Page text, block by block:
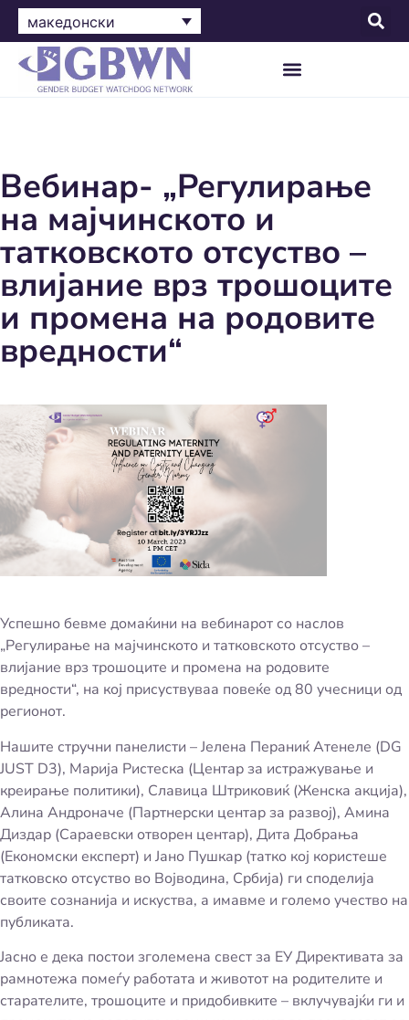
македонски
Вебинар- „Регулирање
на мајчинското и
татковското отсуство –
влијание врз трошоците
и промена на родовите
вредности“
Успешно бевме домаќини на вебинарот со наслов
„Регулирање на мајчинското и татковското отсуство –
влијание врз трошоците и промена на родовите
вредности“, на кој присуствуваа повеќе од 80 учесници од
регионот.
Нашите стручни панелисти – Јелена Пераниќ Атенеле (DG
JUST D3), Марија Ристеска (Центар за истражување и
креирање политики), Славица Штриковиќ (Женска акција),
Алина Андроначе (Партнерски центар за развој), Амина
Диздар (Сараевски отворен центар), Дита Добрања
(Економски експерт) и Јано Пушкар (татко кој користеше
татковско отсуство во Војводина, Србија) ги споделија
своите сознанија и искуства, а имавме и големо учество на
публиката.
Јасно е дека постои зголемена свест за ЕУ Директивата за
рамнотежа помеѓу работата и животот на родителите и
старателите, трошоците и придобивките – вклучувајќи ги и